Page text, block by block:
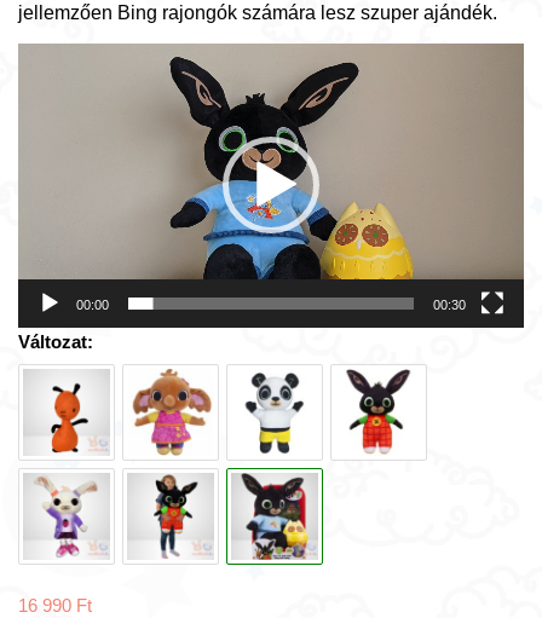
jellemzően Bing rajongók számára lesz szuper ajándék.
00:00 00:30
Változat:
16 990 Ft